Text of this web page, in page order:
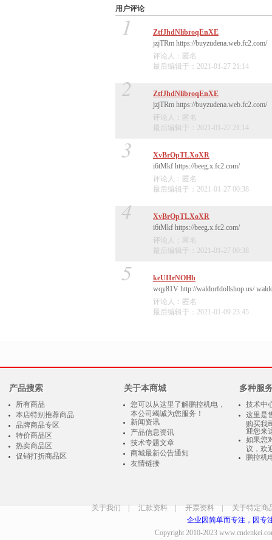
用户评论
1
ZtfJhdNlibroqEnXE
jzjTRm https://buyzudena.web.fc2.com/
评论人：匿名
最后编辑于：2021-01-27 21:14
2
ZtfJhdNlibroqEnXE
jzjTRm https://buyzudena.web.fc2.com/
评论人：匿名
最后编辑于：2021-01-27 21:14
3
XvBrOpTLXoXR
i6tMkf https://beeg.x.fc2.com/
评论人：匿名
最后编辑于：2021-01-27 00:38
4
XvBrOpTLXoXR
i6tMkf https://beeg.x.fc2.com/
评论人：匿名
最后编辑于：2021-01-27 00:38
5
keUIIrNOHh
wqy81V http://waldorfdollshop.us/
评论人：匿名
最后编辑于：2021-01-09 23:45
产品搜索
所有商品
本店特别推荐商品
品牌商品专区
特价商品区
热卖商品区
促销打折商品区
关于本商城
您可以从这里了解鹏控机电，
本公司竭诚为您服务！
新闻资讯
产品信息资讯
技术专题文章
商城最新公告通知
友情链接
多种服
技术中
这里是
购买我
迎您来
如果您
议，欢
鹏控机
关于我们 汇款资料 开票资料
关于特定商
企业因简单而专注，因专
Copyright 2010-2023